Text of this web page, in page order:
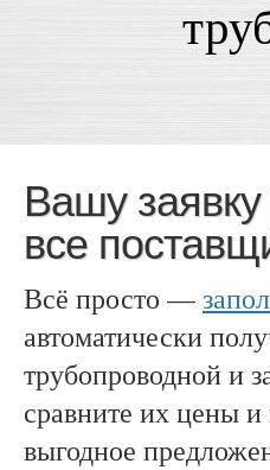
Вашу
все
Всё просто —
автоматически
трубопроводной и
сравните их цены
выгодное